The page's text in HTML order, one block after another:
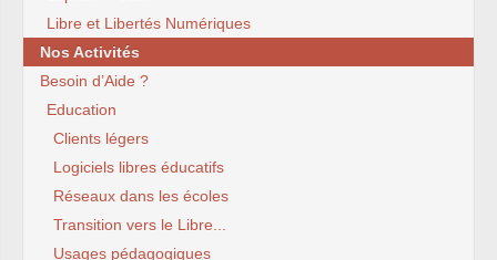
Libre et Libertés Numériques
Nos Activités
Besoin d’Aide ?
Education
Clients légers
Logiciels libres éducatifs
Réseaux dans les écoles
Transition vers le Libre...
Usages pédagogiques